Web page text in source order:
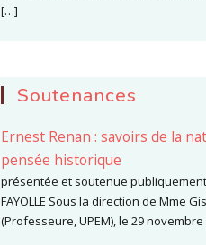
[…]
Soutenances
Ernest Renan : savoirs de la
pensée historique
présentée et soutenue
FAYOLLE Sous la direction de Mme
(Professeure, UPEM), le 29